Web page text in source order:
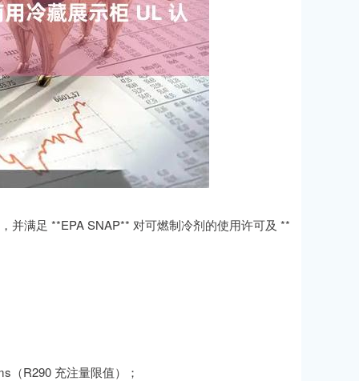
并满足 **EPA SNAP** 对可燃制冷剂的使用许可及 **
（R290 充注量限值）；